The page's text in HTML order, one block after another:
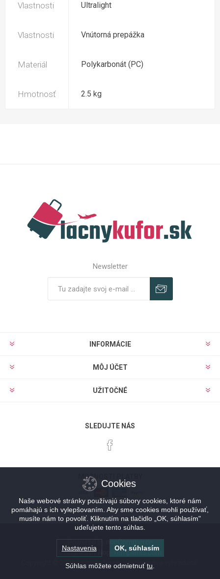
Vlastnosti Ultralight
Vlastnosti Vnútorná prepážka
Materiál Polykarbonát (PC)
Hmotnosť 2.5 kg
Newsletter
INFORMÁCIE
MÔJ ÚČET
UŽITOČNÉ
SLEDUJTE NÁS
MOŽNOSTI PLATBY
Powered by
Designed by
Nop-Templates.com
Copyright © 2026 Lacnykufor.sk. Všetky práva vyhradené.
Cookies
Naše webové stránky používajú súbory cookies, ktoré nám
pomáhajú s ich vylepšovaním. Aby sme cookies mohli používať,
musíte nám to povoliť. Kliknutím na tlačidlo „OK, súhlasím"
udeľujete tento súhlas.
Nastavenia OK, súhlasím
Súhlas môžete odmietnuťtu